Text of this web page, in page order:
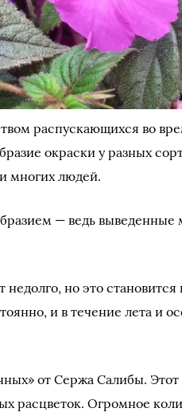
распускающихся во
окраски у разных
многих людей.
— ведь выведенные
недолго, но это
и в течение лета и
от Сержа Салибы.
расцветок. Огромное